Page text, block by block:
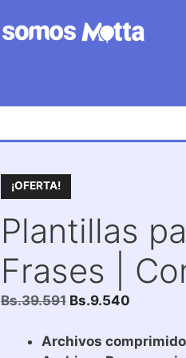
¡OFERTA!
Plantillas
Frases |
Bs.39.591 El
original
Bs.9.540El
actual
Archivos comprimido